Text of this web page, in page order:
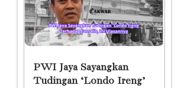
PWI Jaya Sayangkan
Tudingan ‘Londo Ireng’